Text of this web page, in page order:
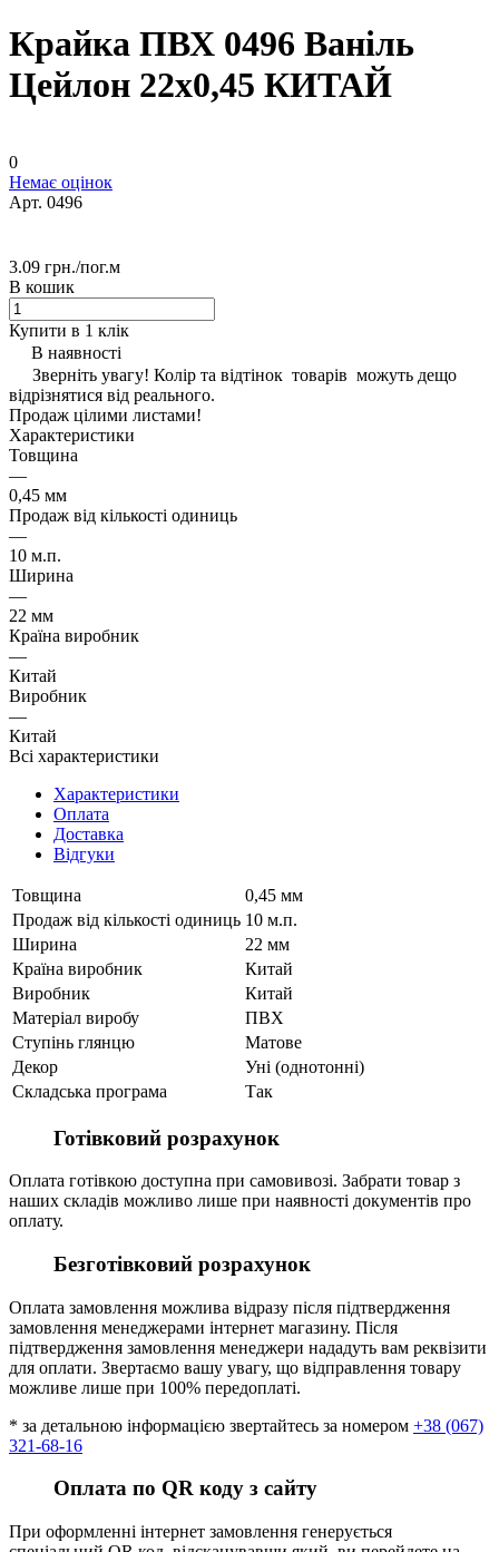
Крайка ПВХ 0496 Ваніль
Цейлон 22х0,45 КИТАЙ
0
Немає оцінок
Арт. 0496
3.09 грн./пог.м
В кошик
Купити в 1 клік
В наявності
Зверніть увагу! Колір та відтінок товарів можуть дещо
відрізнятися від реального.
Продаж цілими листами!
Характеристики
Товщина
—
0,45 мм
Продаж від кількості одиниць
—
10 м.п.
Ширина
—
22 мм
Країна виробник
—
Китай
Виробник
—
Китай
Всі характеристики
Характеристики
Оплата
Доставка
Відгуки
Товщина
0,45 мм
Продаж від кількості одиниць 10 м.п.
Ширина
22 мм
Країна виробник
Китай
Виробник
Китай
Матеріал виробу
ПВХ
Ступінь глянцю
Матове
Декор
Уні (однотонні)
Складська програма
Так
Готівковий розрахунок
Оплата готівкою доступна при самовивозі. Забрати товар з
наших складів можливо лише при наявності документів про
оплату.
Безготівковий розрахунок
Оплата замовлення можлива відразу після підтвердження
замовлення менеджерами інтернет магазину. Після
підтвердження замовлення менеджери нададуть вам реквізити
для оплати. Звертаємо вашу увагу, що відправлення товару
можливе лише при 100% передоплаті.
* за детальною інформацією звертайтесь за номером +38 (067)
321-68-16
Оплата по QR коду з сайту
При оформленні інтернет замовлення генерується